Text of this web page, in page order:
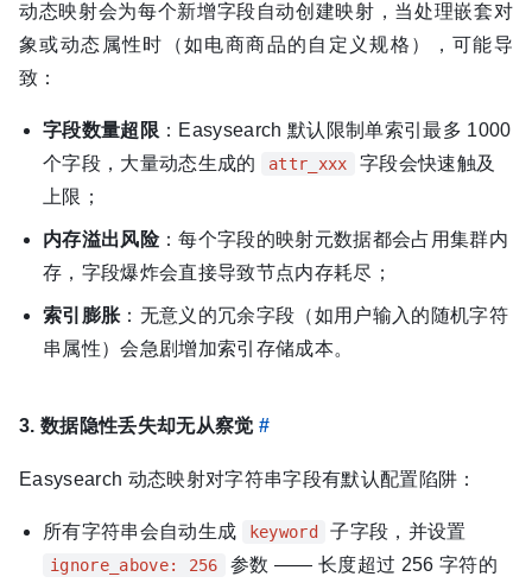
动态映射会为每个新增字段自动创建映射，当处理嵌套对
象或动态属性时（如电商商品的自定义规格），可能导
致：
字段数量超限：Easysearch 默认限制单索引最多 1000
个字段，大量动态生成的
attr_xxx
字段会快速触及
上限；
内存溢出风险：每个字段的映射元数据都会占用集群内
存，字段爆炸会直接导致节点内存耗尽；
索引膨胀：无意义的冗余字段（如用户输入的随机字符
串属性）会急剧增加索引存储成本。
3. 数据隐性丢失却无从察觉 #
Easysearch 动态映射对字符串字段有默认配置陷阱：
所有字符串会自动生成 keyword 子字段，并设置
ignore_above: 256
参数 —— 长度超过 256 字符的